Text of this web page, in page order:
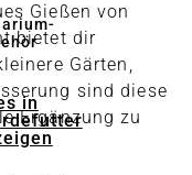
in
Gießen von
bietet dir
Gärten,
sind diese
Ergänzung zu